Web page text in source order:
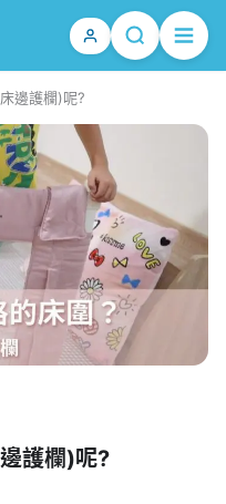
邊護欄)呢?
護欄)呢?